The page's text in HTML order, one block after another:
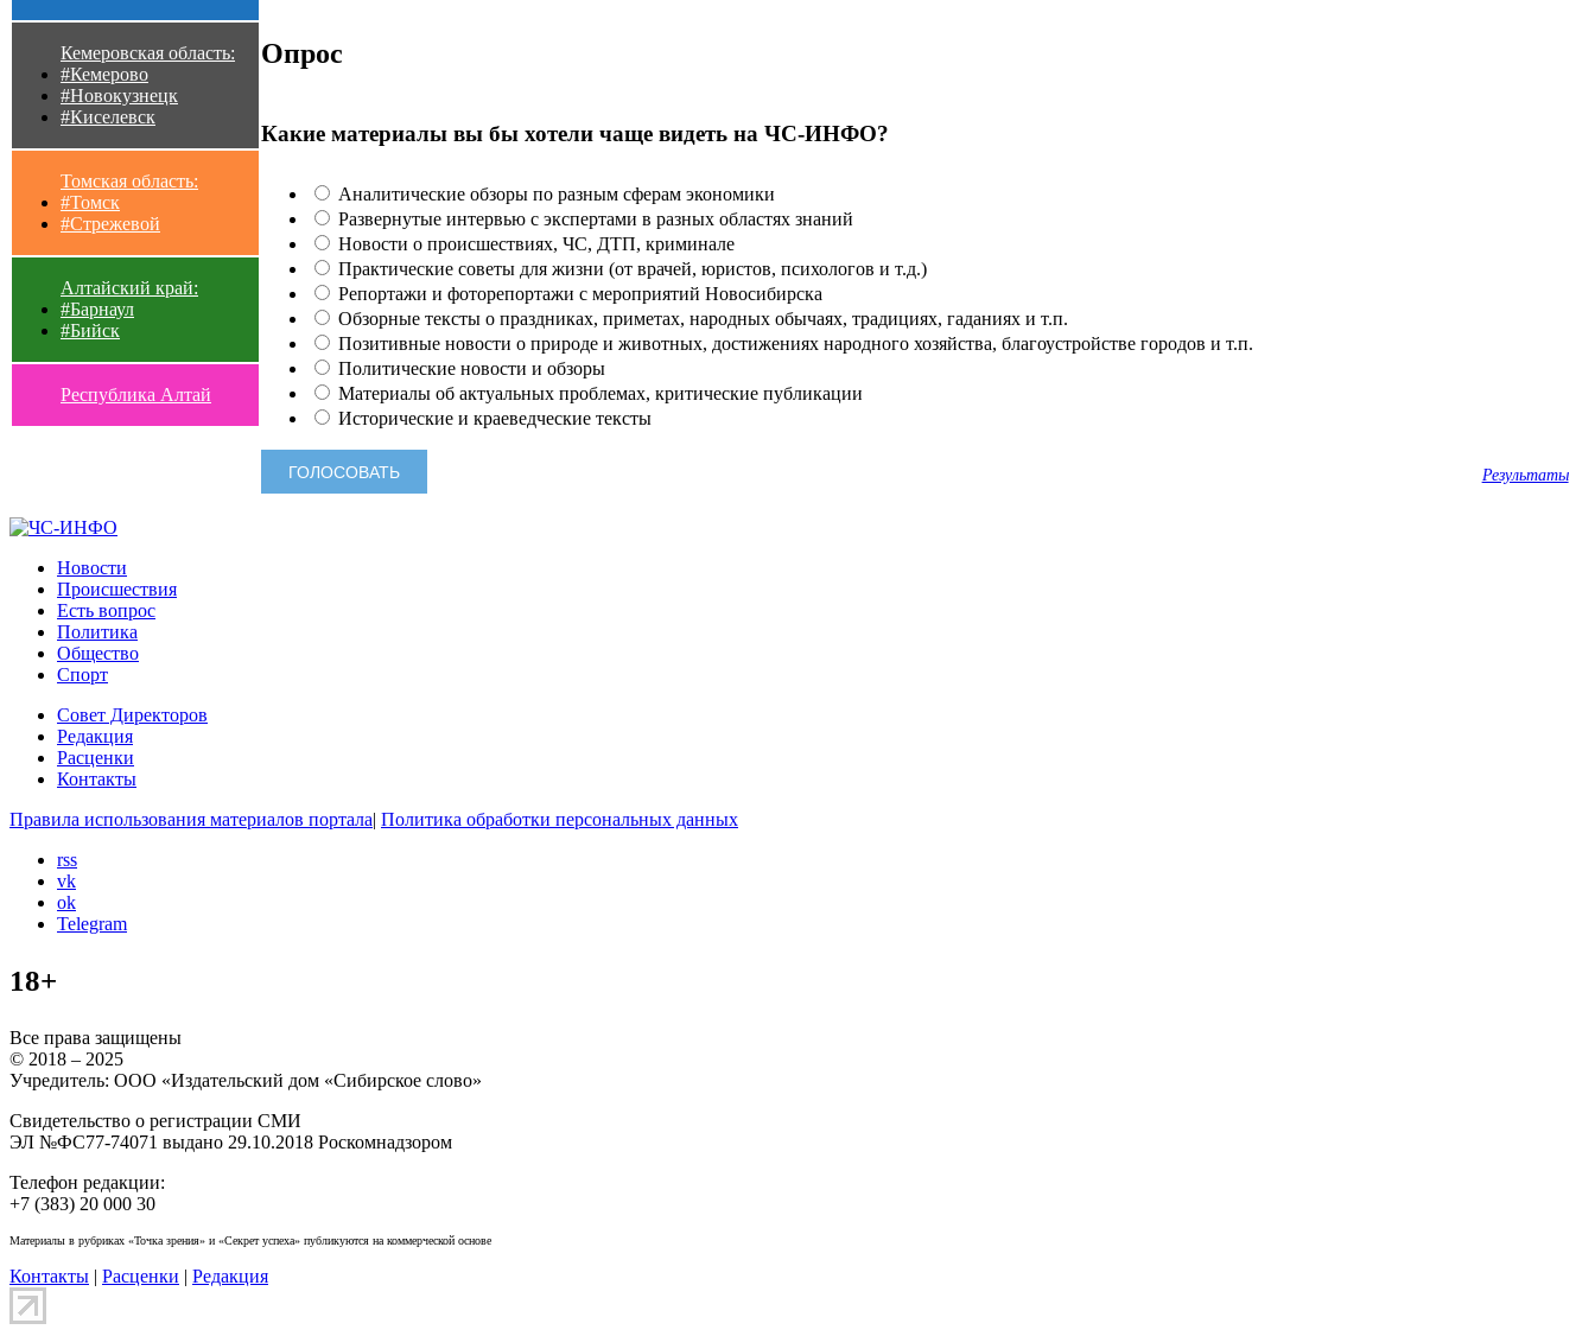
Кемеровская область:
#Кемерово
#Новокузнецк
#Киселевск
Томская область:
#Томск
#Стрежевой
Алтайский край:
#Барнаул
#Бийск
Республика Алтай
Опрос
Какие материалы вы бы хотели чаще видеть на ЧС-ИНФО?
Аналитические обзоры по разным сферам экономики
Развернутые интервью с экспертами в разных областях знаний
Новости о происшествиях, ЧС, ДТП, криминале
Практические советы для жизни (от врачей, юристов, психологов и т.д.)
Репортажи и фоторепортажи с мероприятий Новосибирска
Обзорные тексты о праздниках, приметах, народных обычаях, традициях, гаданиях и т.п.
Позитивные новости о природе и животных, достижениях народного хозяйства, благоустройстве городов и т.п.
Политические новости и обзоры
Материалы об актуальных проблемах, критические публикации
Исторические и краеведческие тексты
Результаты
Новости
Происшествия
Есть вопрос
Политика
Общество
Спорт
Совет Директоров
Редакция
Расценки
Контакты
Правила использования материалов портала| Политика обработки персональных данных
rss
vk
ok
Telegram
18+
Все права защищены
© 2018 – 2025
Учредитель: ООО «Издательский дом «Сибирское слово»
Свидетельство о регистрации СМИ
ЭЛ №ФС77-74071 выдано 29.10.2018 Роскомнадзором
Телефон редакции:
+7 (383) 20 000 30
Материалы в рубриках «Точка зрения» и «Секрет успеха» публикуются на коммерческой основе
Контакты | Расценки | Редакция